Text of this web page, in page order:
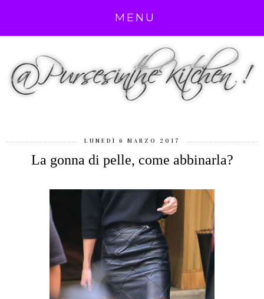
MENU
LUNEDÌ 6 MARZO 2017
La gonna di pelle, come abbinarla?